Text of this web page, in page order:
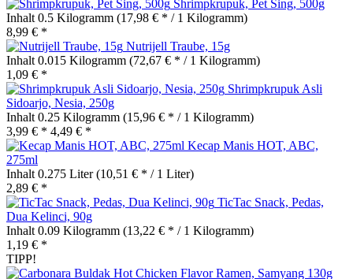
Shrimpkrupuk, Pet Sing, 500g
Inhalt 0.5 Kilogramm (17,98 € * / 1 Kilogramm)
8,99 € *
Nutrijell Traube, 15g
Inhalt 0.015 Kilogramm (72,67 € * / 1 Kilogramm)
1,09 € *
Shrimpkrupuk Asli
Sidoarjo, Nesia, 250g
Inhalt 0.25 Kilogramm (15,96 € * / 1 Kilogramm)
3,99 € * 4,49 € *
Kecap Manis HOT, ABC,
275ml
Inhalt 0.275 Liter(10,51 € * / 1 Liter)
2,89 € *
TicTac Snack, Pedas,
Dua Kelinci, 90g
Inhalt 0.09 Kilogramm (13,22 € * / 1 Kilogramm)
1,19 € *
TIPP!